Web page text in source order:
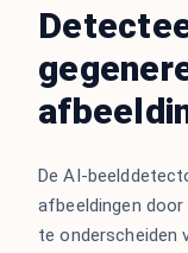
De AI-
afbeeldingen
te onderscheiden